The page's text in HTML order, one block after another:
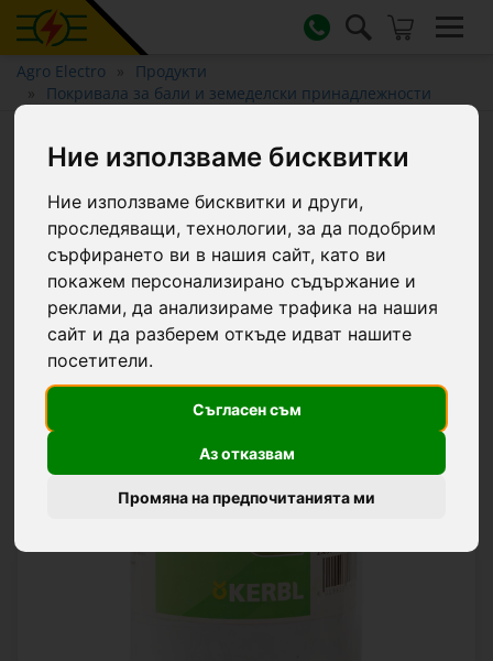
Ние използваме бисквитки
Ние използваме бисквитки и други,
проследяващи, технологии, за да подобрим
сърфирането ви в нашия сайт, като ви
покажем персонализирано съдържание и
реклами, да анализираме трафика на нашия
сайт и да разберем откъде идват нашите
посетители.
Съгласен съм
Аз отказвам
Промяна на предпочитанията ми
Agro Electro
Продукти
Покривала за бали и земеделски принадлежности
Самозалепваща се лента за
възстановяване на силажно
фолио, 10 м, бяла